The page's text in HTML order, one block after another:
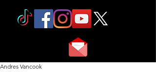
Andres Vancook